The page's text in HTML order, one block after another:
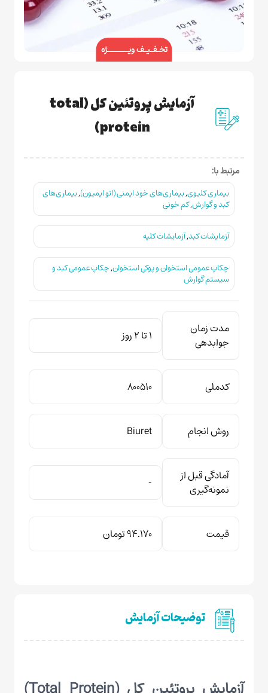
تخـفـیـف ویـــــــژه
آزمایش پروتئین کل (total
protein)
مرتبط با:
بیماری کلیوی,بیماری‌های خود ایمنی (اتو ایمیون),بیماری‌های
کبد و گوارش,کم خونی
آزمایشات کبد,آزمایشات کلیه
چکاپ عمومی استخوان و پوکی استخوان,چکاپ عمومی کبد و
سیستم گوارش
مدت زمان
جوابدهی
1 تا 2 روز
کدملی 800510
روش انجام Biuret
آمادگی قبل از
نمونه‌گیری
-
قیمت 94.170 تومان
توضیحات آزمایش